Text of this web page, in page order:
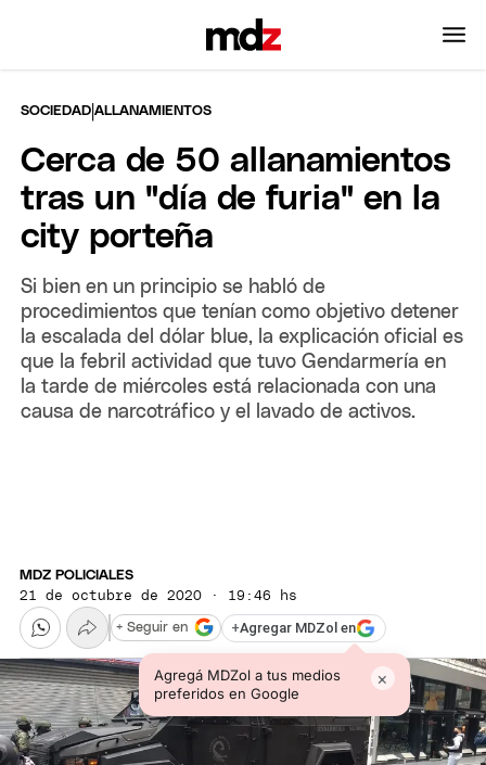
SOCIEDAD |ALLANAMIENTOS
Cerca de 50 allanamientos
tras un "día de furia" en la
city porteña
Si bien en un principio se habló de
procedimientos que tenían como objetivo detener
la escalada del dólar blue, la explicación oficial es
que la febril actividad que tuvo Gendarmería en
la tarde de miércoles está relacionada con una
causa de narcotráfico y el lavado de activos.
MDZ POLICIALES
21 de octubre de 2020 · 19:46 hs
+Agregar MDZol en
Agregá MDZol a tus medios
preferidos en Google
×
+ Seguir en